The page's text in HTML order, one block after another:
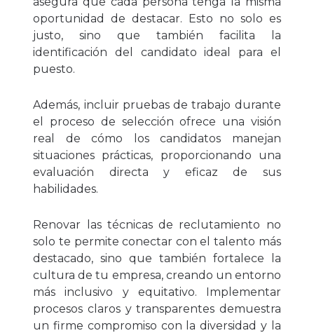
oportunidad de destacar. Esto no solo es
justo, sino que también facilita la
identificación del candidato ideal para el
puesto.
Además, incluir pruebas de trabajo durante
el proceso de selección ofrece una visión
real de cómo los candidatos manejan
situaciones prácticas, proporcionando una
evaluación directa y eficaz de sus
habilidades.
Renovar las técnicas de reclutamiento no
solo te permite conectar con el talento más
destacado, sino que también fortalece la
cultura de tu empresa, creando un entorno
más inclusivo y equitativo. Implementar
procesos claros y transparentes demuestra
un firme compromiso con la diversidad y la